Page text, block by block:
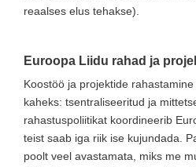
reaalses elus tehakse).
Euroopa Liidu rahad ja
Koostöö ja projektide
kaheks: tsentraliseeritud ja
rahastuspoliitikat koordineerib
teist saab iga riik ise kujundada.
poolt veel avastamata, miks me